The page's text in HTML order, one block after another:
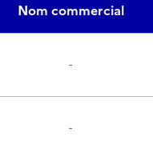
Nom commercial
-
-